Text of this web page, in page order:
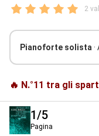
2
Pianoforte solista
🔥 N.°11 tra gli
1/5
Pagina